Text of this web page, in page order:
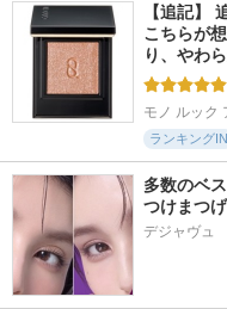
【追記】
こちらが
り、やわ
モノ ルック
ランキングIN
多数のベ
つけまつ
デジャヴュ